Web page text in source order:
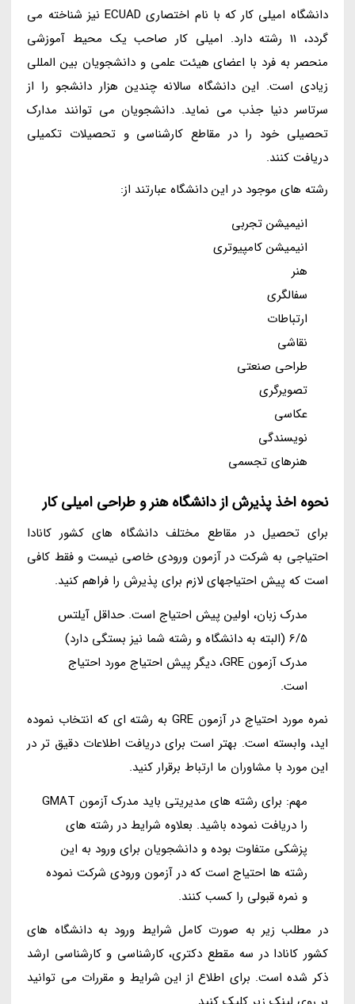
دانشگاه امیلی کار که با نام اختصاری ECUAD نیز شناخته می
گردد، 11 رشته دارد. امیلی کار صاحب یک محیط آموزشی
منحصر به فرد با اعضای هیئت علمی و دانشجویان بین المللی
زیادی است. این دانشگاه سالانه چندین هزار دانشجو را از
سرتاسر دنیا جذب می نماید. دانشجویان می توانند مدارک
تحصیلی خود را در مقاطع کارشناسی و تحصیلات تکمیلی
دریافت کنند.
رشته های موجود در این دانشگاه عبارتند از:
انیمیشن تجربی
انیمیشن کامپیوتری
هنر
سفالگری
ارتباطات
نقاشی
طراحی صنعتی
تصویرگری
عکاسی
نویسندگی
هنرهای تجسمی
نحوه اخذ پذیرش از دانشگاه هنر و طراحی امیلی کار
برای تحصیل در مقاطع مختلف دانشگاه های کشور کانادا
احتیاجی به شرکت در آزمون ورودی خاصی نیست و فقط کافی
است که پیش احتیاجهای لازم برای پذیرش را فراهم کنید.
مدرک زبان، اولین پیش احتیاج است. حداقل آیلتس
6/5 (البته به دانشگاه و رشته شما نیز بستگی دارد)
مدرک آزمون GRE، دیگر پیش احتیاج مورد احتیاج
است.
نمره مورد احتیاج در آزمون GRE به رشته ای که انتخاب نموده
اید، وابسته است. بهتر است برای دریافت اطلاعات دقیق تر در
این مورد با مشاوران ما ارتباط برقرار کنید.
مهم: برای رشته های مدیریتی باید مدرک آزمون GMAT
را دریافت نموده باشید. بعلاوه شرایط در رشته های
پزشکی متفاوت بوده و دانشجویان برای ورود به این
رشته ها احتیاج است که در آزمون ورودی شرکت نموده
و نمره قبولی را کسب کنند.
در مطلب زیر به صورت کامل شرایط ورود به دانشگاه های
کشور کانادا در سه مقطع دکتری، کارشناسی و کارشناسی ارشد
ذکر شده است. برای اطلاع از این شرایط و مقررات می توانید